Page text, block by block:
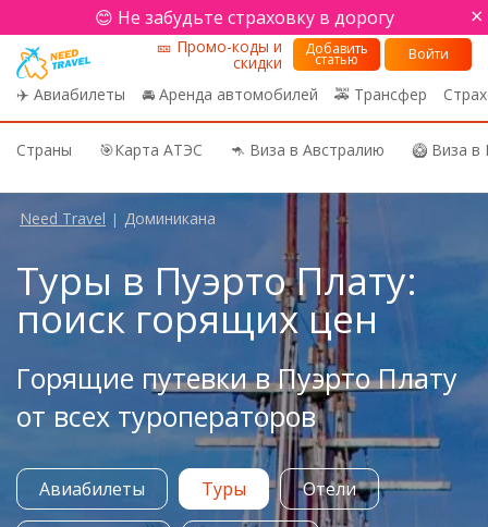
😊 Не забудьте страховку в дорогу ×
✈️ Авиабилеты 🚘 Аренда автомобилей 🚕 Трансфер
🎫 Промо-коды и
скидки
Добавить
статью Войти
Страны 🎯Карта АТЭС 🦘 Виза в Австралию 🥝 Виза
Need Travel | Доминикана
Туры в Пуэрто Плату:
поиск горящих цен
Горящие путевки в Пуэрто Плату
от всех туроператоров
Авиабилеты Туры Отели